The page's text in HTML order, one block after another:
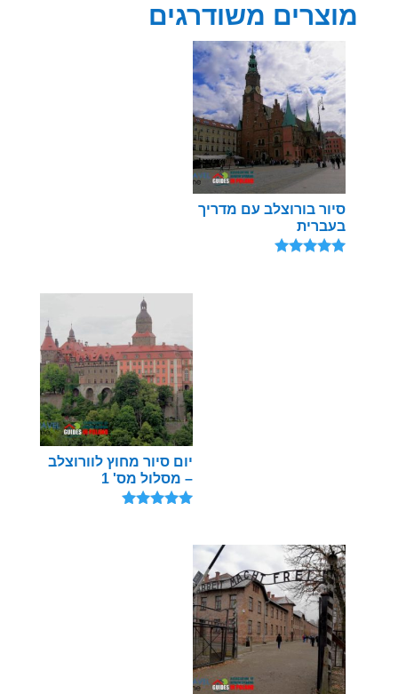
מוצרים משודרגים
סיור בורוצלב עם מדריך
בעברית
יום סיור מחוץ לוורוצלב
– מסלול מס' 1